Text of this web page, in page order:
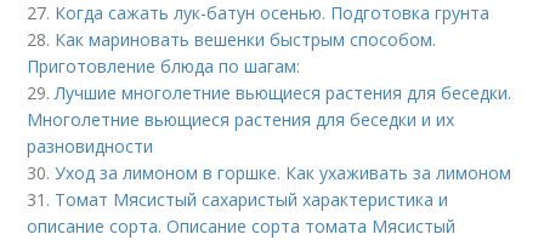
27. Когда сажать лук-батун осенью. Подготовка грунта
28. Как мариновать вешенки быстрым способом.
Приготовление блюда по шагам:
29.Лучшие многолетние вьющиеся растения для беседки.
Многолетние вьющиеся растения для беседки и их
разновидности
30.Уход за лимоном в горшке. Как ухаживать за лимоном
31. Томат Мясистый сахаристый характеристика и
описание сорта. Описание сорта томата Мясистый